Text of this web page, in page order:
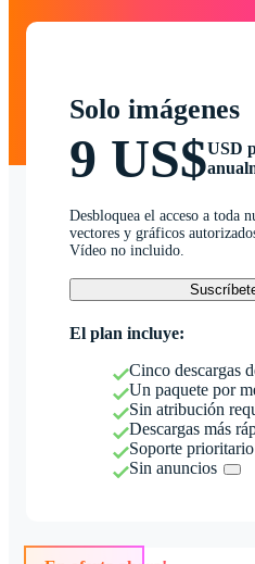
Solo imágenes
9 US$USD
Desbloquea el acceso a toda
vectores y gráficos
Vídeo no incluido.
El plan incluye:
Cinco descargas
Un paquete por
Sin atribución
Descargas más
Soporte prioritario
Sin anuncios